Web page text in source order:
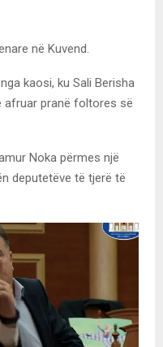
në Kuvend.
kaosi, ku Sali Berisha
afruar pranë foltores së
Noka përmes një
deputetëve të tjerë të